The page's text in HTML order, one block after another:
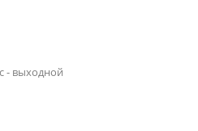
- выходной